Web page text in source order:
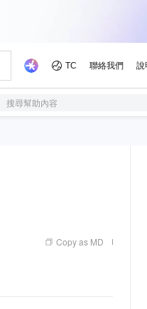
搜尋幫助內容
Copy as MD